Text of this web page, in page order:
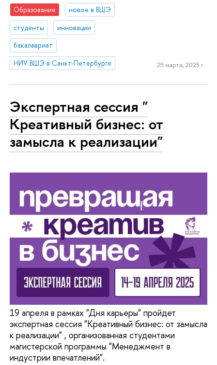
Образование
новое в ВШЭ
студенты
инновации
бакалавриат
НИУ ВШЭ в Санкт-Петербурге
25 марта, 2025 г.
Экспертная сессия "
Креативный бизнес: от
замысла к реализации"
19 апреля в рамках "Дня карьеры" пройдет
экспертная сессия "Креативный бизнес: от замысла
к реализации" , организованная студентами
магистерской программы "Менеджмент в
индустрии впечатлений".